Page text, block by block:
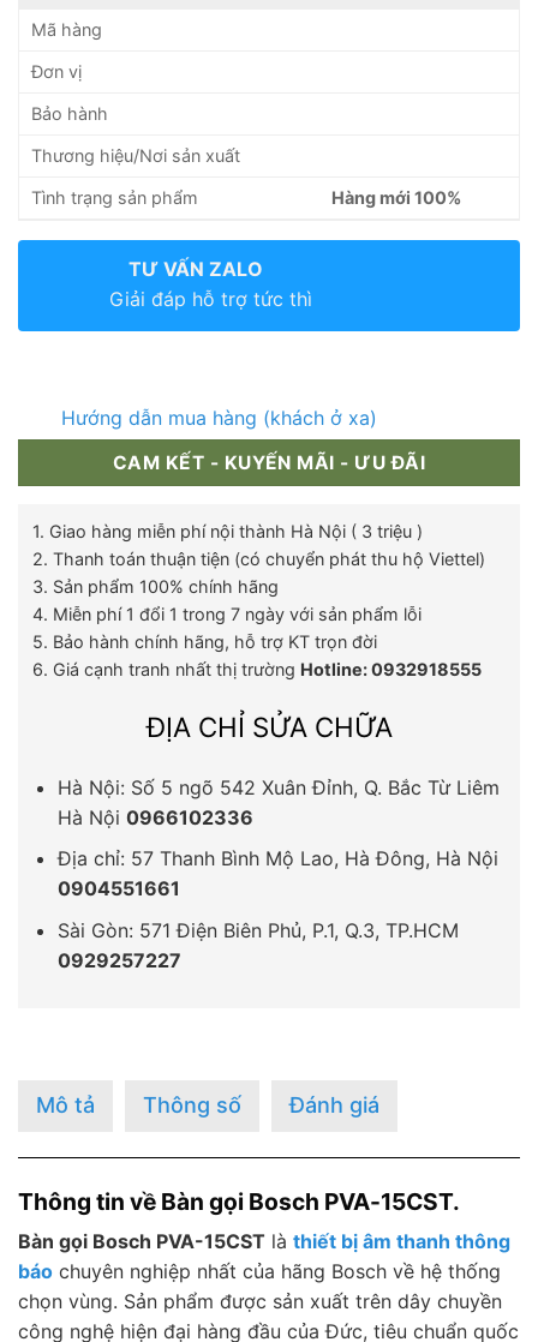
Mã hàng
Đơn vị
Bảo hành
Thương hiệu/Nơi sản xuất
Tình trạng sản phẩm Hàng mới 100%
TƯ VẤN ZALO
Giải đáp hỗ trợ tức thì
Hướng dẫn mua hàng (khách ở xa)
CAM KẾT - KUYẾN MÃI - ƯU ĐÃI
1. Giao hàng miễn phí nội thành Hà Nội ( 3 triệu )
2. Thanh toán thuận tiện (có chuyển phát thu hộ Viettel)
3. Sản phẩm 100% chính hãng
4. Miễn phí 1 đổi 1 trong 7 ngày với sản phẩm lỗi
5. Bảo hành chính hãng, hỗ trợ KT trọn đời
6. Giá cạnh tranh nhất thị trường Hotline: 0932918555
ĐỊA CHỈ SỬA CHỮA
Hà Nội: Số 5 ngõ 542 Xuân Đỉnh, Q. Bắc Từ Liêm
Hà Nội 0966102336
Địa chỉ: 57 Thanh Bình Mộ Lao, Hà Đông, Hà Nội
0904551661
Sài Gòn: 571 Điện Biên Phủ, P.1, Q.3, TP.HCM
0929257227
Mô tả Thông số Đánh giá
Thông tin về Bàn gọi Bosch PVA-15CST.
Bàn gọi Bosch PVA-15CST là thiết bị âm thanh thông
báo chuyên nghiệp nhất của hãng Bosch về hệ thống
chọn vùng. Sản phẩm được sản xuất trên dây chuyền
công nghệ hiện đại hàng đầu của Đức, tiêu chuẩn quốc